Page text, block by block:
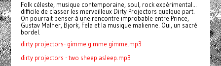
Folk céleste, musique contemporaine, soul, rock expérimental...
difficile de classer les merveilleux Dirty Projectors quelque part.
On pourrait penser à une rencontre improbable entre Prince,
Gustav Malher, Bjork, Fela et la musique malienne. Oui, un sacré
bordel.
dirty projectors- gimme gimme gimme.mp3
dirty projectors - two sheep asleep.mp3